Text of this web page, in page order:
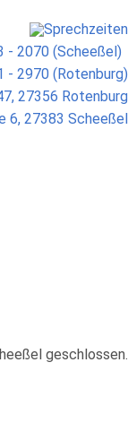
Sprechzeiten
- 2070 (Scheeßel)
- 2970 (Rotenburg)
27356 Rotenburg
6, 27383 Scheeßel
geschlossen.